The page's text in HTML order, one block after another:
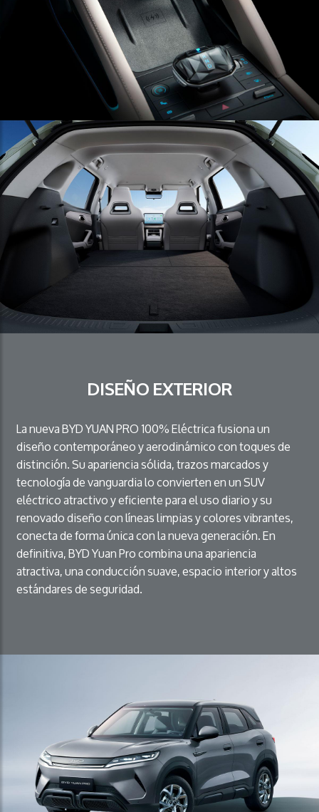
DISEÑO EXTERIOR
La nueva BYD YUAN PRO 100% Eléctrica fusiona un
diseño contemporáneo y aerodinámico con toques de
distinción. Su apariencia sólida, trazos marcados y
tecnología de vanguardia lo convierten en un SUV
eléctrico atractivo y eficiente para el uso diario y su
renovado diseño con líneas limpias y colores vibrantes,
conecta de forma única con la nueva generación. En
definitiva, BYD Yuan Pro combina una apariencia
atractiva, una conducción suave, espacio interior y altos
estándares de seguridad.